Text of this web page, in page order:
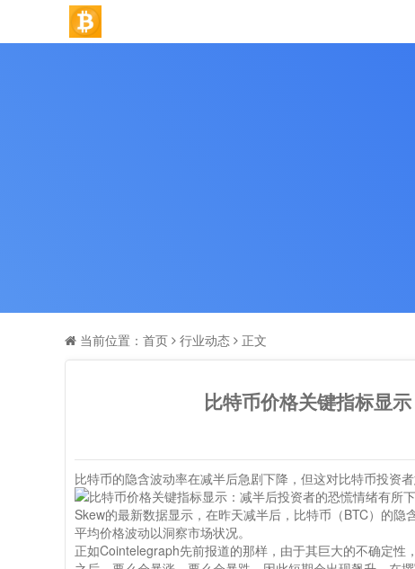
当前位置： 首页 行业动态 正文
比特币价格关键指标显
比特币的隐含波动率在减半后急剧下降，但这对比特币投资
Skew的最新数据显示，在昨天减半后，比特币（BTC）的隐
平均价格波动以洞察市场状况。
正如Cointelegraph先前报道的那样，由于其巨大的不确定性